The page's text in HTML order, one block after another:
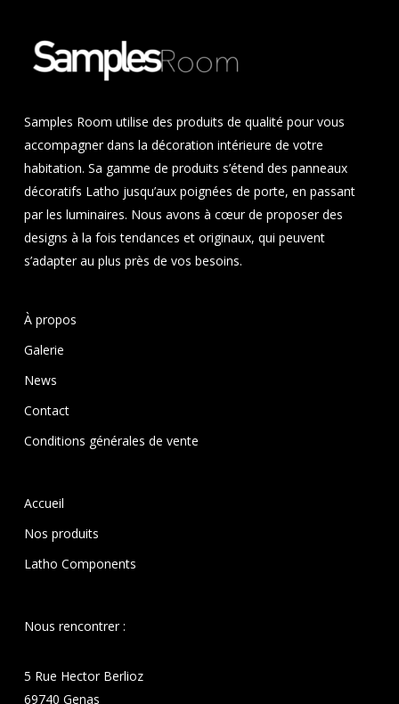
Samples Room utilise des produits de qualité pour vous
accompagner dans la décoration intérieure de votre
habitation. Sa gamme de produits s’étend des panneaux
décoratifs Latho jusqu’aux poignées de porte, en passant
par les luminaires. Nous avons à cœur de proposer des
designs à la fois tendances et originaux, qui peuvent
s’adapter au plus près de vos besoins.
À propos
Galerie
News
Contact
Conditions générales de vente
Accueil
Nos produits
Latho Components
Nous rencontrer :
5 Rue Hector Berlioz
69740 Genas